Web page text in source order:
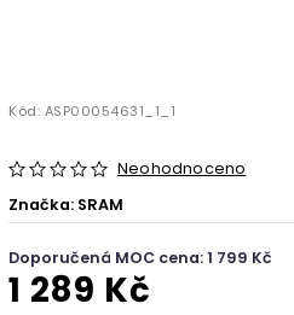
Kód: ASP00054631_1_1
Neohodnoceno
Značka: SRAM
Doporučená MOC cena: 1 799 Kč
1 289 Kč